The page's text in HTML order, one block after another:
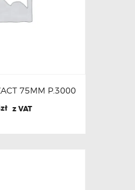
75MM P.3000
zł z VAT